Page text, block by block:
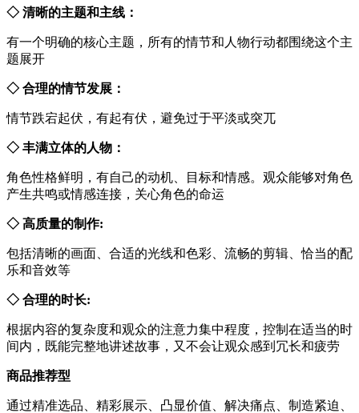
◇ 清晰的主题和主线：
有一个明确的核心主题，所有的情节和人物行动都围绕这个主
题展开
◇ 合理的情节发展：
情节跌宕起伏，有起有伏，避免过于平淡或突兀
◇ 丰满立体的人物：
角色性格鲜明，有自己的动机、目标和情感。观众能够对角色
产生共鸣或情感连接，关心角色的命运
◇ 高质量的制作:
包括清晰的画面、合适的光线和色彩、流畅的剪辑、恰当的配
乐和音效等
◇ 合理的时长:
根据内容的复杂度和观众的注意力集中程度，控制在适当的时
间内，既能完整地讲述故事，又不会让观众感到冗长和疲劳
商品推荐型
通过精准选品、精彩展示、凸显价值、解决痛点、制造紧迫、